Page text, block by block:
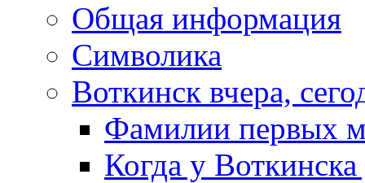
Общая информация
Символика
Воткинск вчера,
Фамилии первых
Когда у